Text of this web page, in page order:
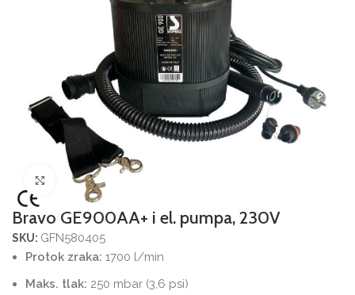
Povećajte sliku
Bravo GE900AA+ i el. pumpa, 230V
SKU: GFN580405
Protok zraka:1700 l/min
Maks. tlak: 250 mbar (3,6 psi)